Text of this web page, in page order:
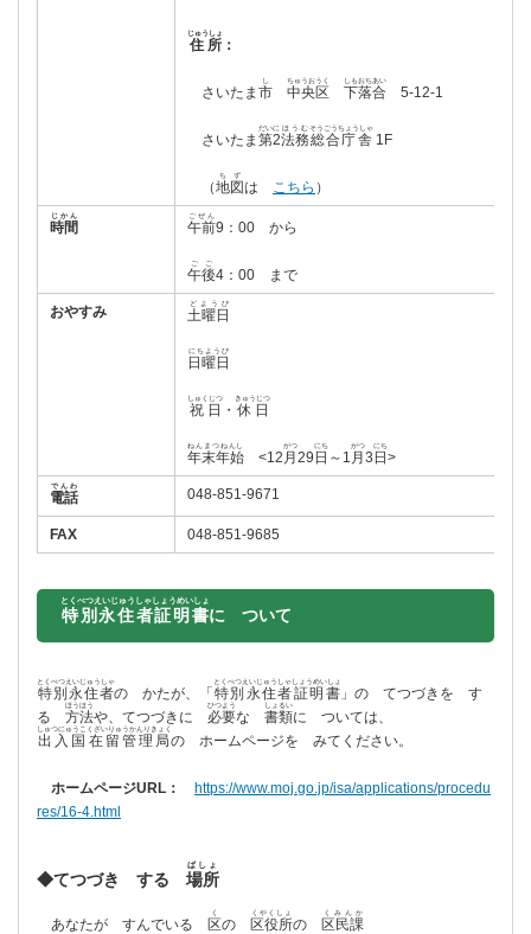
住所
じゅうしょ
：
さいたま 市
し
中央区
ちゅうおうく
下落合
しもおちあい
5-12-1
さいたま 第2
だいに
法務
ほうむ
総合庁舎
そうごうちょうしゃ
1F
（地図
ちず
は こちら ）
時間
じかん
午前
ごぜん
9：00 から
午後
ごご
4：00 まで
おやすみ 土曜日
どようび
日曜日
にちようび
祝日
しゅくじつ
・ 休日
きゅうじつ
年末年始
ねんまつねんし
<12 月
がつ
29 日
にち
～1 月
がつ
3 日
にち
>
電話
でんわ 048-851-9671
FAX 048-851-9685
特別永住者証明書
とくべつえいじゅうしゃしょうめいしょ
に ついて
特別永住者
とくべつえいじゅうしゃ
の かたが、「 特別永住者証明書
とくべつえいじゅうしゃしょうめいしょ
」の てつづきを す
る 方法
ほうほう
や、てつづきに 必要
ひつよう
な 書類
しょるい
に ついては、
出入国在留管理局
しゅつにゅうこくざいりゅうかんりきょく
の ホームページを みてください。
ホームページURL： https://www.moj.go.jp/isa/applications/procedu
res/16-4.html
◆てつづき する 場所
ばしょ
あなたが すんでいる 区
く
の 区役所
くやくしょ
の 区民課
くみんか